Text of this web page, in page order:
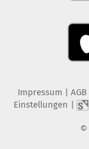
Impressum | AGB
Einstellungen |
©